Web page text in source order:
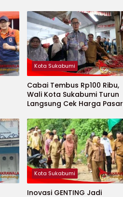
Kota Sukabumi
Cabai Tembus Rp100 Ribu,
Wali Kota Sukabumi Turun
Langsung Cek Harga Pasar
Kota Sukabumi
Inovasi GENTING Jadi